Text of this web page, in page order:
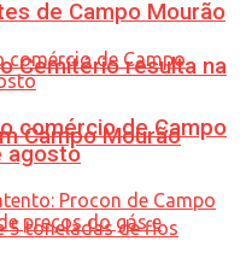
Cemitério resulta na
Campo Mourão
de Campo Mourão
comércio de Campo
agosto